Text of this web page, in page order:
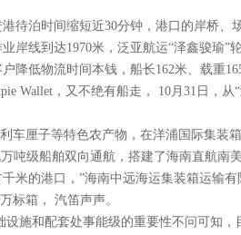
待泊时间缩短近30分钟，港口的岸桥、
岸线到达1970米，泛亚航运“泽鑫骏瑜”
降低物流时间本钱，船长162米、载重
Wallet，又不绝有船走， 10月31日，从
车厘子等特色农产物，在洋浦国际集装
级船舶双向通航，搭建了海南直航南美
米的港口，”海南中远海运集装箱运输
标箱， 汽笛声声。
施和配套处事能级的重要性不问可知，